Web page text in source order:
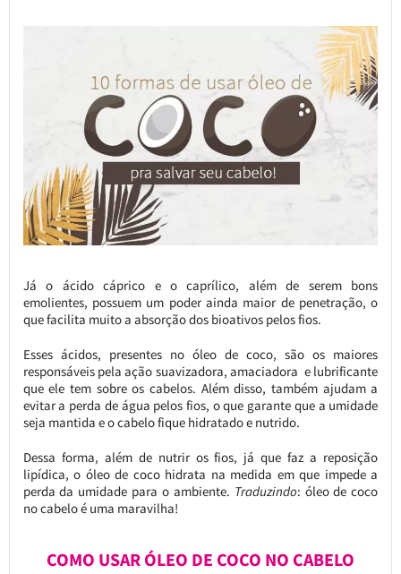
Já o ácido cáprico e o caprílico, além de serem bons
emolientes, possuem um poder ainda maior de penetração, o
que facilita muito a absorção dos bioativos pelos fios.
Esses ácidos, presentes no óleo de coco, são os maiores
responsáveis pela ação suavizadora, amaciadora e lubrificante
que ele tem sobre os cabelos. Além disso, também ajudam a
evitar a perda de água pelos fios, o que garante que a umidade
seja mantida e o cabelo fique hidratado e nutrido.
Dessa forma, além de nutrir os fios, já que faz a reposição
lipídica, o óleo de coco hidrata na medida em que impede a
perda da umidade para o ambiente. Traduzindo: óleo de coco
no cabelo é uma maravilha!
COMO USAR ÓLEO DE COCO NO CABELO